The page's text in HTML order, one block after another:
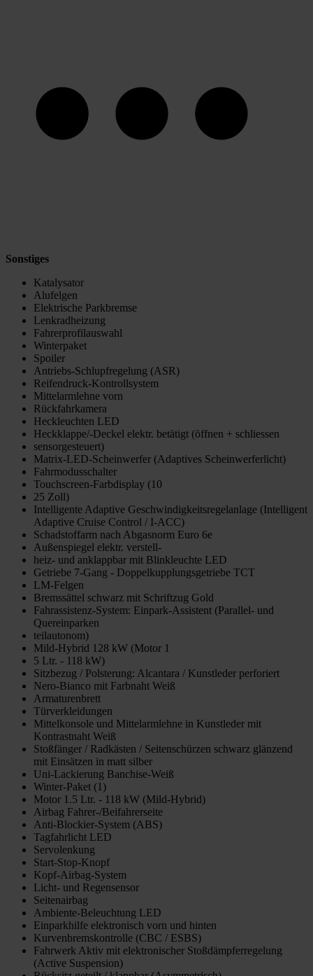
Sonstiges
Katalysator
Alufelgen
Elektrische Parkbremse
Lenkradheizung
Fahrerprofilauswahl
Winterpaket
Spoiler
Antriebs-Schlupfregelung (ASR)
Reifendruck-Kontrollsystem
Mittelarmlehne vorn
Rückfahrkamera
Heckleuchten LED
Heckklappe/-Deckel elektr. betätigt (öffnen + schliessen
sensorgesteuert)
Matrix-LED-Scheinwerfer (Adaptives Scheinwerferlicht)
Fahrmodusschalter
Touchscreen-Farbdisplay (10
25 Zoll)
Intelligente Adaptive Geschwindigkeitsregelanlage (Intelligent
Adaptive Cruise Control / I-ACC)
Schadstoffarm nach Abgasnorm Euro 6e
Außenspiegel elektr. verstell-
heiz- und anklappbar mit Blinkleuchte LED
Getriebe 7-Gang - Doppelkupplungsgetriebe TCT
LM-Felgen
Bremssättel schwarz mit Schriftzug Gold
Fahrassistenz-System: Einpark-Assistent (Parallel- und
Quereinparken
teilautonom)
Mild-Hybrid 128 kW (Motor 1
5 Ltr. - 118 kW)
Sitzbezug / Polsterung: Alcantara / Kunstleder perforiert
Nero-Bianco mit Farbnaht Weiß
Armaturenbrett
Türverkleidungen
Mittelkonsole und Mittelarmlehne in Kunstleder mit
Kontrastnaht Weiß
Stoßfänger / Radkästen / Seitenschürzen schwarz glänzend
mit Einsätzen in matt silber
Uni-Lackierung Banchise-Weiß
Winter-Paket (1)
Motor 1.5 Ltr. - 118 kW (Mild-Hybrid)
Airbag Fahrer-/Beifahrerseite
Anti-Blockier-System (ABS)
Tagfahrlicht LED
Servolenkung
Start-Stop-Knopf
Kopf-Airbag-System
Licht- und Regensensor
Seitenairbag
Ambiente-Beleuchtung LED
Einparkhilfe elektronisch vorn und hinten
Kurvenbremskontrolle (CBC / ESBS)
Fahrwerk Aktiv mit elektronischer Stoßdämpferregelung
(Active Suspension)